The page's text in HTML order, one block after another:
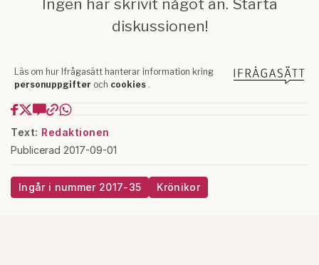
Text: Redaktionen
Publicerad 2017-09-01
Ingår i nummer 2017-35 Krönikor